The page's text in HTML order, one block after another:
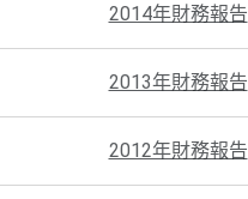
2014年財務報告
2013年財務報告
2012年財務報告